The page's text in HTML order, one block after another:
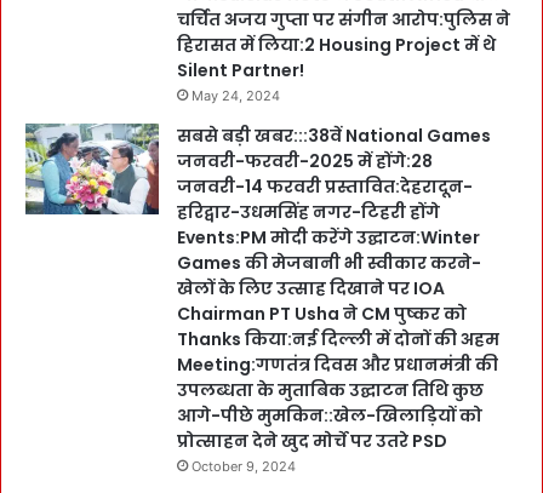
चर्चित अजय गुप्ता पर संगीन आरोप:पुलिस ने
हिरासत में लिया:2 Housing Project में थे
Silent Partner!
May 24, 2024
सबसे बड़ी खबर:::38वें National Games
जनवरी-फरवरी-2025 में होंगे:28
जनवरी-14 फरवरी प्रस्तावित:देहरादून-
हरिद्वार-उधमसिंह नगर-टिहरी होंगे
Events:PM मोदी करेंगे उद्घाटन:Winter
Games की मेजबानी भी स्वीकार करने-
खेलों के लिए उत्साह दिखाने पर IOA
Chairman PT Usha ने CM पुष्कर को
Thanks किया:नई दिल्ली में दोनों की अहम
Meeting:गणतंत्र दिवस और प्रधानमंत्री की
उपलब्धता के मुताबिक उद्घाटन तिथि कुछ
आगे-पीछे मुमकिन::खेल-खिलाड़ियों को
प्रोत्साहन देने खुद मोर्चे पर उतरे PSD
October 9, 2024